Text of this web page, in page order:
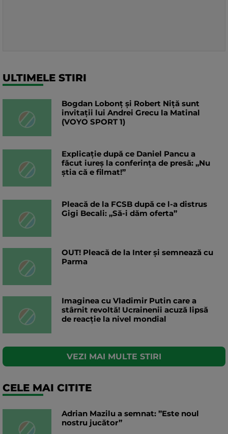
ULTIMELE STIRI
Bogdan Lobonț și Robert Niță sunt
invitații lui Andrei Grecu la Matinal
(VOYO SPORT 1)
Explicație după ce Daniel Pancu a
făcut iureș la conferința de presă: „Nu
știa că e filmat!”
Pleacă de la FCSB după ce l-a distrus
Gigi Becali: „Să-i dăm oferta”
OUT! Pleacă de la Inter și semnează cu
Parma
Imaginea cu Vladimir Putin care a
stârnit revoltă! Ucrainenii acuză lipsă
de reacție la nivel mondial
VEZI MAI MULTE STIRI
CELE MAI CITITE
Adrian Mazilu a semnat: ”Este noul
nostru jucător”